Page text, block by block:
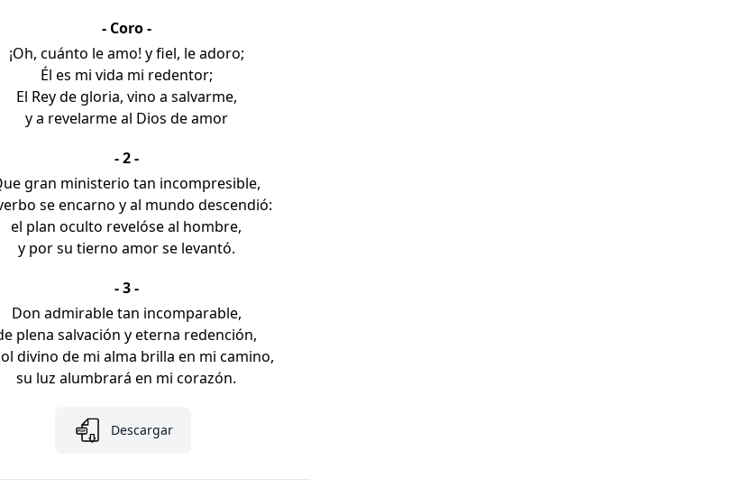
- Coro -
¡Oh, cuánto le amo! y fiel, le adoro;
Él es mi vida mi redentor;
El Rey de gloria, vino a salvarme,
y a revelarme al Dios de amor
- 2 -
gran ministerio tan incompresible,
se encarno y al mundo descendió:
el plan oculto revelóse al hombre,
y por su tierno amor se levantó.
- 3 -
Don admirable tan incomparable,
plena salvación y eterna redención,
divino de mi alma brilla en mi camino,
su luz alumbrará en mi corazón.
Descargar